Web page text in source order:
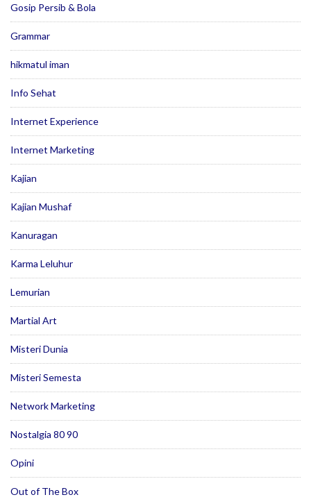
Gosip Persib & Bola
Grammar
hikmatul iman
Info Sehat
Internet Experience
Internet Marketing
Kajian
Kajian Mushaf
Kanuragan
Karma Leluhur
Lemurian
Martial Art
Misteri Dunia
Misteri Semesta
Network Marketing
Nostalgia 80 90
Opini
Out of The Box